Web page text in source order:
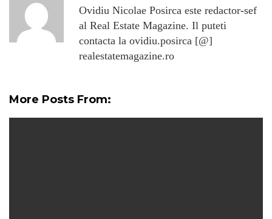
Ovidiu Nicolae Posirca este redactor-sef
al Real Estate Magazine. Il puteti
contacta la ovidiu.posirca [@]
realestatemagazine.ro
More Posts From: